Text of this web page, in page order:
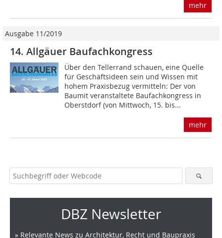
mehr
Ausgabe 11/2019
14. Allgäuer Baufachkongress
Über den Tellerrand schauen, eine Quelle
für Geschäftsideen sein und Wissen mit
hohem Praxisbezug vermitteln: Der von
Baumit veranstaltete Baufachkongress in
Oberstdorf (von Mittwoch, 15. bis...
mehr
DBZ Newsletter
» Relevante News zu Architektur, Recht und Baupraxis